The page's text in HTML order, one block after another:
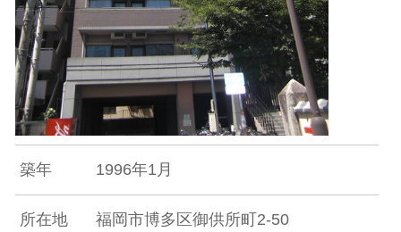
築年 1996年1月
所在地 福岡市博多区御供所町2-50